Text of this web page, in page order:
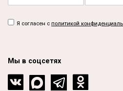
Я согласен с политикой
Мы в соцсетях